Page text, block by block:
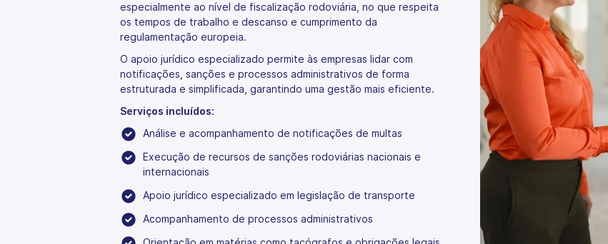
especialmente ao nível de fiscalização rodoviária, no que respeita
os tempos de trabalho e descanso e cumprimento da
regulamentação europeia.
O apoio jurídico especializado permite às empresas lidar com
notificações, sanções e processos administrativos de forma
estruturada e simplificada, garantindo uma gestão mais eficiente.
Serviços incluídos:
Análise e acompanhamento de notificações de multas
Execução de recursos de sanções rodoviárias nacionais e
internacionais
Apoio jurídico especializado em legislação de transporte
Acompanhamento de processos administrativos